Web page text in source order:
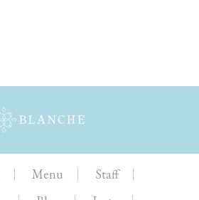
Menu
Staff